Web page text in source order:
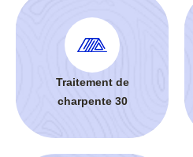
Traitement de
charpente 30